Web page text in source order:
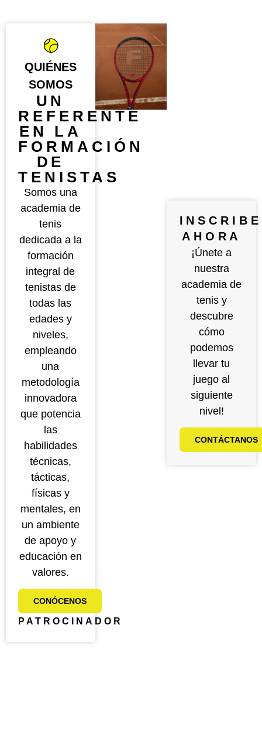
QUIÉNES
SOMOS
UN
REFERENTE
EN LA
FORMACIÓN
DE
TENISTAS
Somos una
academia de
tenis
dedicada a la
formación
integral de
tenistas de
todas las
edades y
niveles,
empleando
una
metodología
innovadora
que potencia
las
habilidades
técnicas,
tácticas,
físicas y
mentales, en
un ambiente
de apoyo y
educación en
valores.
CONÓCENOS
PATROCINADOR
AHORA
¡Únete a
nuestra
academia de
tenis y
descubre
cómo
podemos
llevar tu
juego al
siguiente
nivel!
CONTÁCTANOS